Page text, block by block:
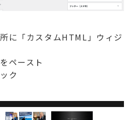
に「カスタムHTML」ウィジ
ペースト
ク